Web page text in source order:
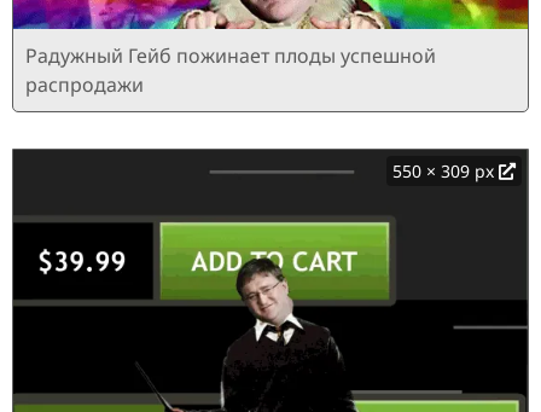
Радужный Гейб пожинает плоды успешной
распродажи
550 × 309 px